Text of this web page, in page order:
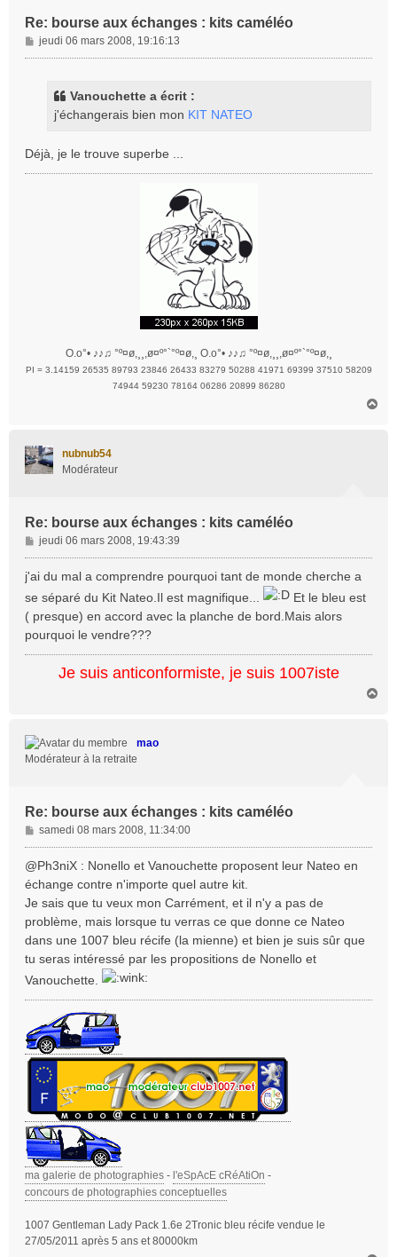
Re: bourse aux échanges : kits caméléo
M
e
jeudi 06 mars 2008, 19:16:13
Vanouchette a écrit :
j'échangerais bien mon KIT NATEO
Déjà, je le trouve superbe ...
O.o°• ♪♪♫ °º¤ø,¸¸,ø¤º°`°º¤ø,¸ O.o°• ♪♪♫ °º¤ø,¸¸,ø¤º°`°º¤ø,¸
PI = 3.14159 26535 89793 23846 26433 83279 50288 41971 69399 37510 58209
74944 59230 78164 06286 20899 86280
nubnub54
Modérateur
Re: bourse aux échanges : kits caméléo
M
e
s
a
g
e
jeudi 06 mars 2008, 19:43:39
j'ai du mal a comprendre pourquoi tant de monde cherche a
se séparé du Kit Nateo.Il est magnifique...
Et le bleu est
( presque) en accord avec la planche de bord.Mais alors
pourquoi le vendre???
Je suis anticonformiste, je suis 1007iste
mao
Modérateur à la retraite
Re: bourse aux échanges : kits caméléo
M
e
s
s
g
e
samedi 08 mars 2008, 11:34:00
@Ph3niX : Nonello et Vanouchette proposent leur Nateo en
échange contre n'importe quel autre kit.
Je sais que tu veux mon Carrément, et il n'y a pas de
problème, mais lorsque tu verras ce que donne ce Nateo
dans une 1007 bleu récife (la mienne) et bien je suis sûr que
tu seras intéressé par les propositions de Nonello et
Vanouchette.
ma galerie de photographies - l'eSpAcE cRéAtiOn -
concours de photographies conceptuelles
1007 Gentleman Lady Pack 1.6e 2Tronic bleu récife vendue le
27/05/2011 après 5 ans et 80000km